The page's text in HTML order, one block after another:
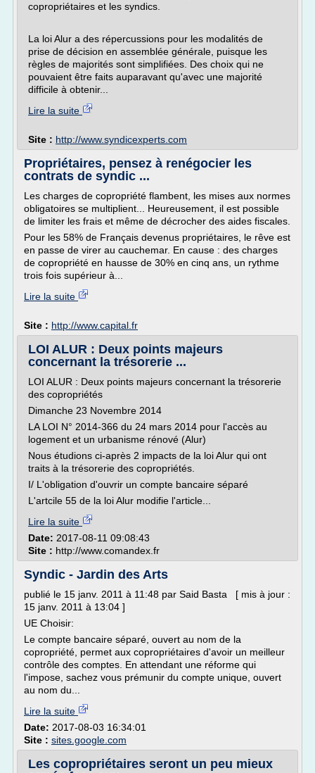
copropriétaires et les syndics.
La loi Alur a des répercussions pour les modalités de
prise de décision en assemblée générale, puisque les
règles de majorités sont simplifiées. Des choix qui ne
pouvaient être faits auparavant qu'avec une majorité
difficile à obtenir...
Lire la suite
Site : http://www.syndicexperts.com
Propriétaires, pensez à renégocier les
contrats de syndic ...
Les charges de copropriété flambent, les mises aux normes
obligatoires se multiplient... Heureusement, il est possible
de limiter les frais et même de décrocher des aides fiscales.
Pour les 58% de Fran­çais devenus propriétaires, le rêve est
en passe de virer au ­cauchemar. En cause : des char­ges
de copropriété en hausse de 30% en cinq ans, un rythme
trois fois supérieur à...
Lire la suite
Site : http://www.capital.fr
LOI ALUR : Deux points majeurs
concernant la trésorerie ...
LOI ALUR : Deux points majeurs concernant la trésorerie
des copropriétés
Dimanche 23 Novembre 2014
LA LOI N° 2014-366 du 24 mars 2014 pour l'accès au
logement et un urbanisme rénové (Alur)
Nous étudions ci-après 2 impacts de la loi Alur qui ont
traits à la trésorerie des copropriétés.
I/ L'obligation d'ouvrir un compte bancaire séparé
L'artcile 55 de la loi Alur modifie l'article...
Lire la suite
Date: 2017-08-11 09:08:43
Site : http://www.comandex.fr
Syndic - Jardin des Arts
publié le 15 janv. 2011 à 11:48 par Said Basta [ mis à jour :
15 janv. 2011 à 13:04 ]
UE Choisir:
Le compte bancaire séparé, ouvert au nom de la
copropriété, permet aux copropriétaires d'avoir un meilleur
contrôle des comptes. En attendant une réforme qui
l'impose, sachez vous prémunir du compte unique, ouvert
au nom du...
Lire la suite
Date: 2017-08-03 16:34:01
Site : sites.google.com
Les copropriétaires seront un peu mieux